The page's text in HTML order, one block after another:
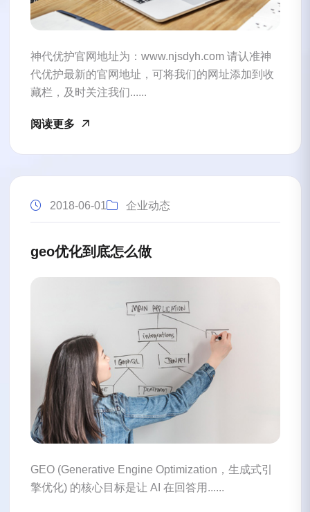
神代优护官网地址为：www.njsdyh.com 请认准神
代优护最新的官网地址，可将我们的网址添加到收
藏栏，及时关注我们......
阅读更多
2018-06-01 企业动态
geo优化到底怎么做
GEO (Generative Engine Optimization，生成式引
擎优化) 的核心目标是让 AI 在回答用......